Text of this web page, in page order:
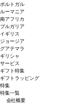
ポルトガル
ルーマニア
南アフリカ
ブルガリア
イギリス
ジョージア
グアテマラ
ギリシャ
サービス
ギフト特集
ギフトラッピング
特集
特集一覧
会社概要